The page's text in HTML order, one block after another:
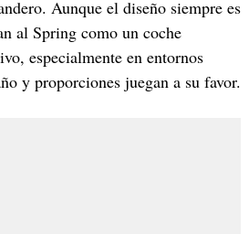
Aunque el diseño siempre es
al Spring como un coche
especialmente en entornos
y proporciones juegan a su favor.